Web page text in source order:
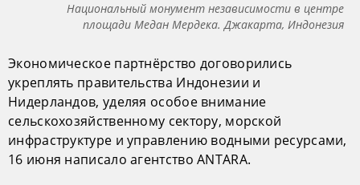
Национальный монумент независимости в центре
площади Медан Мердека. Джакарта, Индонезия
Экономическое партнёрство договорились
укреплять правительства Индонезии и
Нидерландов, уделяя особое внимание
сельскохозяйственному сектору, морской
инфраструктуре и управлению водными ресурсами,
16 июня написало агентство ANTARA.